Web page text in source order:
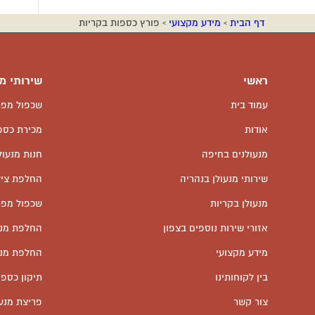
דף הבית › מידע מקצועי › פורץ כספות בקריות
שירותי
שכפול
מכירת
חנות
החלפת
שכפול
החלפת
החלפת
תיקון
פריצת
ראשי
עמוד בית
אודות
מנעולנים בחיפה
שירותי מנעולן בנהריה
מנעולן בקריות
אזורי שירות נוספים בצפון
מידע מקצועי
בין לקוחותינו
צור קשר